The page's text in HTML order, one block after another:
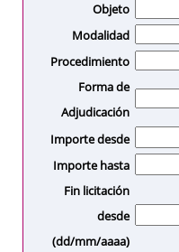
Objeto
Modalidad
Procedimiento
Forma de
Adjudicación
Importe desde
Importe hasta
Fin licitación
desde
(dd/mm/aaaa)